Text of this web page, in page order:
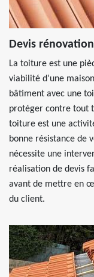
Devis
La toiture est une
viabilité d’une
bâtiment avec une
protéger contre tout
toiture est une
bonne résistance de
nécessite une
réalisation de devis
avant de mettre en
du client.